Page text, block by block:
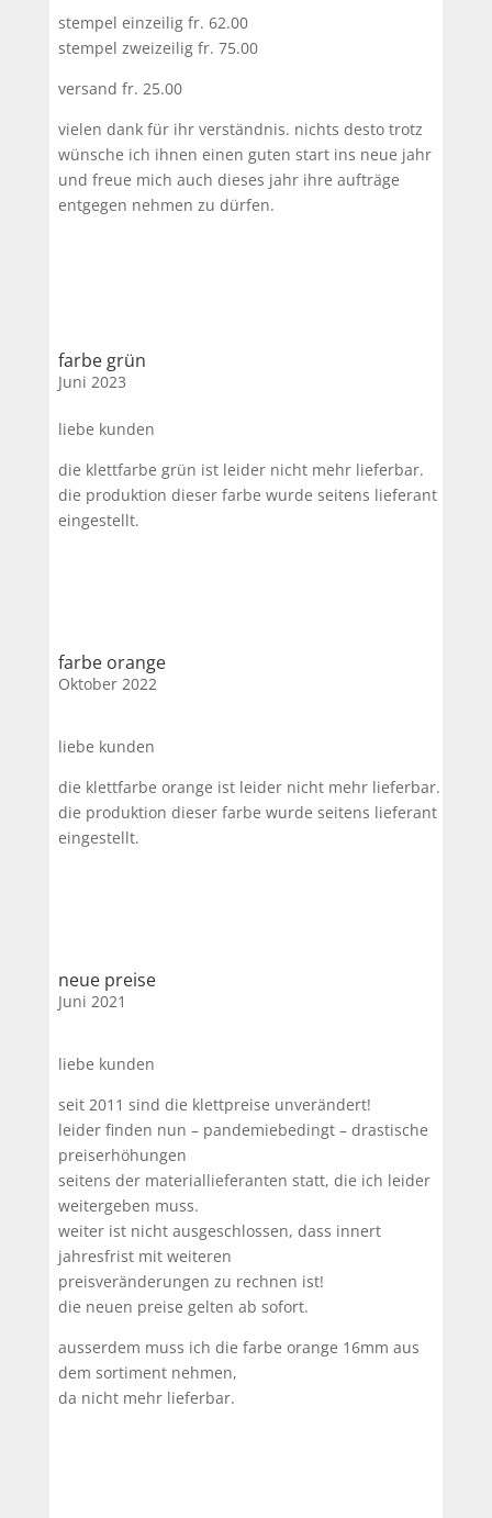
stempel einzeilig fr. 62.00
stempel zweizeilig fr. 75.00
versand fr. 25.00
vielen dank für ihr verständnis. nichts desto trotz
wünsche ich ihnen einen guten start ins neue jahr
und freue mich auch dieses jahr ihre aufträge
entgegen nehmen zu dürfen.
farbe grün
Juni 2023
liebe kunden
die klettfarbe grün ist leider nicht mehr lieferbar.
die produktion dieser farbe wurde seitens lieferant
eingestellt.
farbe orange
Oktober 2022
liebe kunden
die klettfarbe orange ist leider nicht mehr lieferbar.
die produktion dieser farbe wurde seitens lieferant
eingestellt.
neue preise
Juni 2021
liebe kunden
seit 2011 sind die klettpreise unverändert!
leider finden nun – pandemiebedingt – drastische
preiserhöhungen
seitens der materiallieferanten statt, die ich leider
weitergeben muss.
weiter ist nicht ausgeschlossen, dass innert
jahresfrist mit weiteren
preisveränderungen zu rechnen ist!
die neuen preise gelten ab sofort.
ausserdem muss ich die farbe orange 16mm aus
dem sortiment nehmen,
da nicht mehr lieferbar.